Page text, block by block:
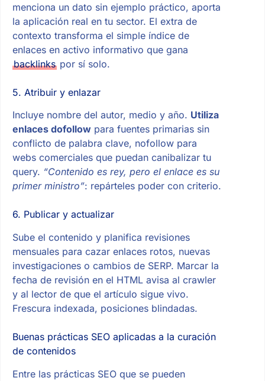
menciona un dato sin ejemplo práctico, aporta
la aplicación real en tu sector. El extra de
contexto transforma el simple índice de
enlaces en activo informativo que gana
backlinkspor sí solo.
5. Atribuir y enlazar
Incluye nombre del autor, medio y año. Utiliza
enlaces dofollowpara fuentes primarias sin
conflicto de palabra clave, nofollow para
webs comerciales que puedan canibalizar tu
query. “Contenido es rey, pero el enlace es su
primer ministro”: repárteles poder con criterio.
6. Publicar y actualizar
Sube el contenido y planifica revisiones
mensuales para cazar enlaces rotos, nuevas
investigaciones o cambios de SERP. Marcar la
fecha de revisión en el HTML avisa al crawler
y al lector de que el artículo sigue vivo.
Frescura indexada, posiciones blindadas.
Buenas prácticas SEO aplicadas a la curación
de contenidos
Entre las prácticas SEO que se pueden